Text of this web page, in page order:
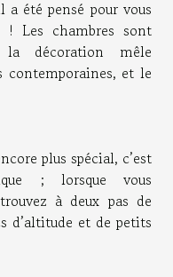
été pensé pour vous
! Les chambres sont
la décoration mêle
contemporaines, et le
plus spécial, c’est
; lorsque vous
à deux pas de
d’altitude et de petits